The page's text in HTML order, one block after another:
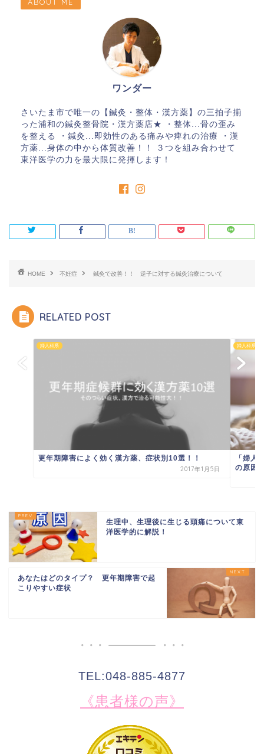
ワンダー
さいたま市で唯一の【鍼灸・整体・漢方薬】の三拍子揃
った浦和の鍼灸整骨院・漢方薬店★ ・整体...骨の歪み
を整える ・鍼灸...即効性のある痛みや痺れの治療 ・漢
方薬...身体の中から体質改善！！ ３つを組み合わせて
東洋医学の力を最大限に発揮します！
HOME 不妊症 鍼灸で改善！！ 逆子に対する鍼灸治療について
RELATED POST
婦人科系
更年期障害によく効く漢方薬、症状別10選！！
2017年1月5日
婦人科系
「婦人
の原因
生理中、生理後に生じる頭痛について東
洋医学的に解説！
あなたはどのタイプ？ 更年期障害で起
こりやすい症状
TEL:048-885-4877
《患者様の声》